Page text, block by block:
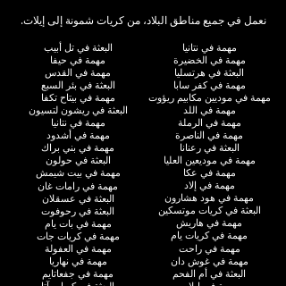
نعمل في جميع مناطق البلاد، من كريات شمونة إلى إيلات.
مهمة في نتانيا
مهمة في الخضيرة
البعثة في هرتسليا
مهمة في كفر سابا
مهمة في موديين مكابيم ريؤوت
البعثة في تل أبيب
مهمة في حيفا
مهمة في القدس
البعثة في بئر السبع
مهمة في بيتاح تكفا
مهمة في اللد
مهمة في الرملة
مهمة في الناصرة
البعثة في رعنانا
مهمة في موديعين العليا
البعثة في ريشون لتسيون
مهمة في نتانيا
مهمة في أشدود
مهمة في بني براك
البعثة في حولون
مهمة في بيت شيمش
مهمة في عكا
مهمة في إلاد
مهمة في هود هشارون
البعثة في كريات موتسكين
مهمة في هاريش
مهمة في كريات يام
مهمة في رامات غان
البعثة في عسقلان
البعثة في رحوفوت
مهمة في بات يام
مهمة في كريات جات
مهمة في راحت
مهمة في غوش دان
البعثة في أم الفحم
مهمة في العفولة
مهمة في نهاريا
مهمة في جفعاتايم